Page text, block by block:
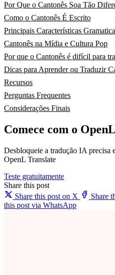
Por Que o Cantonês Soa Tão
Como o Cantonês É Escrito
Principais Características
Cantonês na Mídia e Cultura Pop
Por que o Cantonês é difícil para
Dicas para Aprender ou Traduzir
Recursos
Perguntas Frequentes
Considerações Finais
Comece com o OpenL
Desbloqueie a tradução IA precisa
OpenL Translate
Teste gratuitamente
Share this post
Share this post on X
Share
this post via WhatsApp